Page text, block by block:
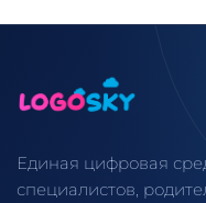
Единая цифровая
специалистов,